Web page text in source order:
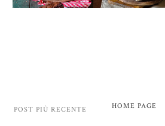
POST PIÙ RECENTE HOME PAGE